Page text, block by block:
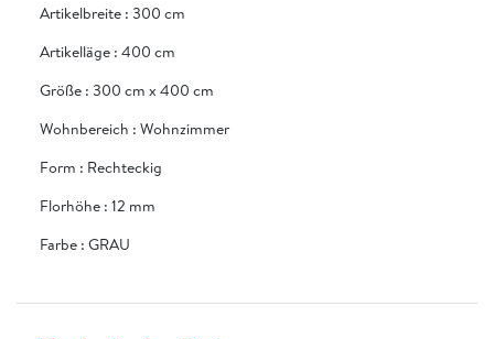
Artikelbreite : 300 cm
Artikelläge : 400 cm
Größe : 300 cm x 400 cm
Wohnbereich : Wohnzimmer
Form : Rechteckig
Florhöhe : 12 mm
Farbe : GRAU